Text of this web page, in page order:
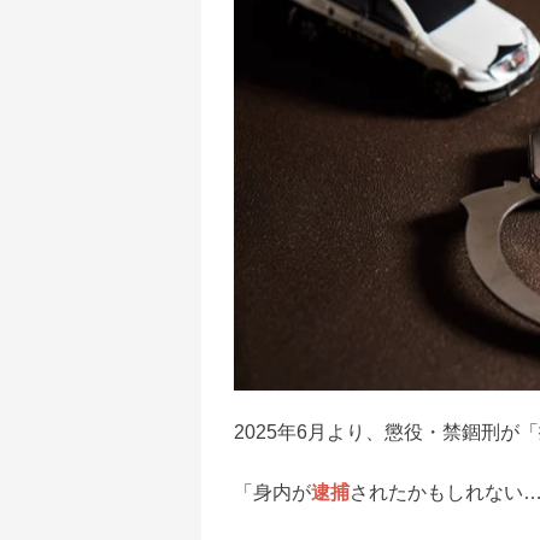
2025年6月より、懲役・禁錮刑が「
「身内が逮捕されたかもしれない